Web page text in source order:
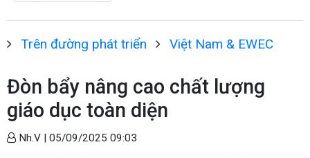
Trên đường phát triển Việt Nam & EWEC
Đòn bẩy nâng cao chất lượng
giáo dục toàn diện
Nh.V | 05/09/2025 09:03